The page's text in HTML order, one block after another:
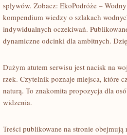
spływów. Zobacz: EkoPodróże –
kompendium wiedzy o szlakach
indywidualnych oczekiwań.
dynamiczne odcinki dla ambitnych.
Dużym atutem serwisu jest nacisk na
rzek. Czytelnik poznaje miejsca, które
naturą. To znakomita propozycja dla
widzenia.
Treści publikowane na stronie